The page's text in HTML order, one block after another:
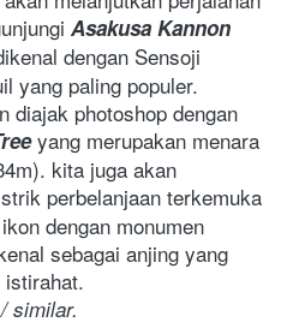
Asakusa Kannon
dengan Sensoji
yang paling populer.
diajak photoshop dengan
yang merupakan menara
kita juga akan
perbelanjaan terkemuka
dengan monumen
sebagai anjing yang
similar.